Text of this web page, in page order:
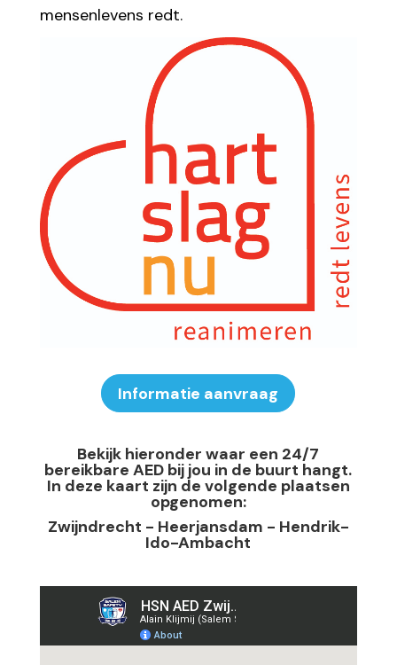
mensenlevens redt.
Informatie aanvraag
Bekijk hieronder waar een 24/7
bereikbare AED bij jou in de buurt hangt.
In deze kaart zijn de volgende plaatsen
opgenomen:
Zwijndrecht - Heerjansdam - Hendrik-
Ido-Ambacht